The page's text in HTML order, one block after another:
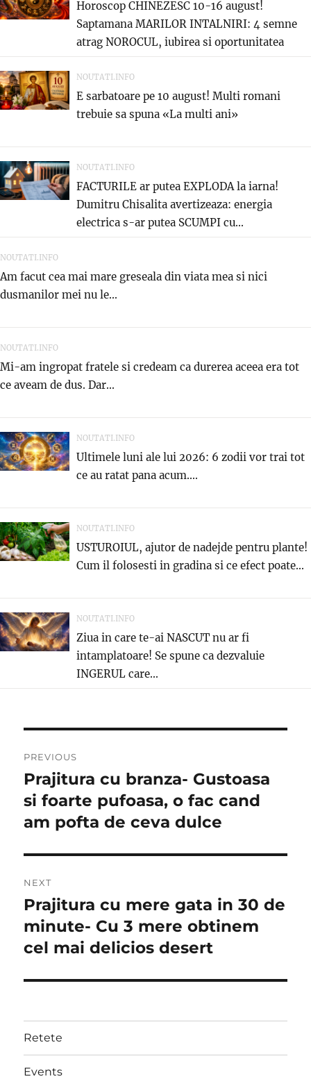
Horoscop CHINEZESC 10-16 august!
Saptamana MARILOR INTALNIRI: 4 semne
atrag NOROCUL, iubirea si oportunitatea
care...
NOUTATI.INFO
E sarbatoare pe 10 august! Multi romani
trebuie sa spuna «La multi ani»
NOUTATI.INFO
FACTURILE ar putea EXPLODA la iarna!
Dumitru Chisalita avertizeaza: energia
electrica s-ar putea SCUMPI cu...
NOUTATI.INFO
Am facut cea mai mare greseala din viata mea si nici
dusmanilor mei nu le...
NOUTATI.INFO
Mi-am ingropat fratele si credeam ca durerea aceea era tot
ce aveam de dus. Dar...
NOUTATI.INFO
Ultimele luni ale lui 2026: 6 zodii vor trai tot
ce au ratat pana acum....
NOUTATI.INFO
USTUROIUL, ajutor de nadejde pentru plante!
Cum il folosesti in gradina si ce efect poate...
NOUTATI.INFO
Ziua in care te-ai NASCUT nu ar fi
intamplatoare! Se spune ca dezvaluie
INGERUL care...
navigation
PREVIOUS
Previous
post:
Prajitura cu branza- Gustoasa
si foarte pufoasa, o fac cand
am pofta de ceva dulce
NEXT
Next
post:
Prajitura cu mere gata in 30 de
minute- Cu 3 mere obtinem
cel mai delicios desert
Retete
Events